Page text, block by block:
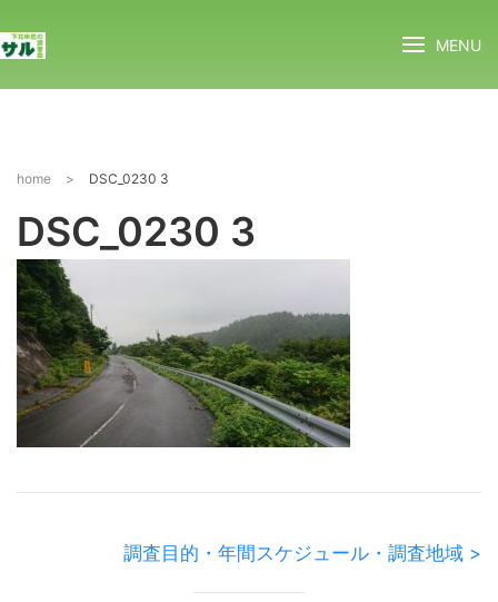
MENU
home > DSC_0230 3
DSC_0230 3
調査目的・年間スケジュール・調査地域 >